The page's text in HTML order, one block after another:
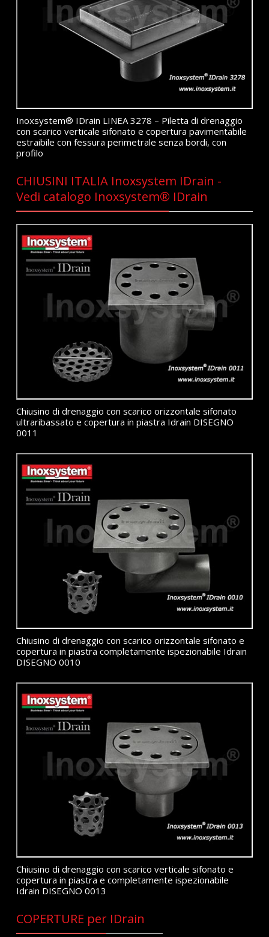
Inoxsystem® IDrain LINEA 3278 – Piletta di drenaggio
con scarico verticale sifonato e copertura pavimentabile
estraibile con fessura perimetrale senza bordi, con
profilo
CHIUSINI ITALIA Inoxsystem IDrain -
Vedi catalogo Inoxsystem® IDrain
Chiusino di drenaggio con scarico orizzontale sifonato
ultraribassato e copertura in piastra Idrain DISEGNO
0011
Chiusino di drenaggio con scarico orizzontale sifonato e
copertura in piastra completamente ispezionabile Idrain
DISEGNO 0010
Chiusino di drenaggio con scarico verticale sifonato e
copertura in piastra e completamente ispezionabile
Idrain DISEGNO 0013
COPERTURE per IDrain